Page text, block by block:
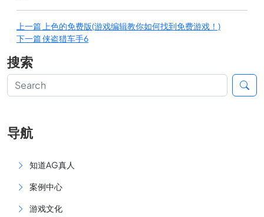
上一篇 上色的免费版(游戏编辑教你如何找到免费游戏！)
下一篇侠盗猎车手6
搜索
导航
知道AG真人
案例中心
游戏文化